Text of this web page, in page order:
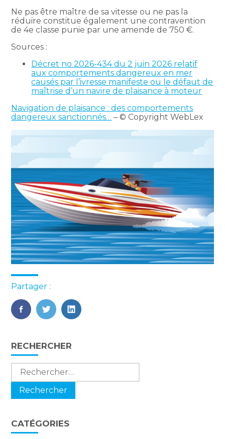
Ne pas être maître de sa vitesse ou ne pas la
réduire constitue également une contravention
de 4e classe punie par une amende de 750 €.
Sources :
Décret no 2026-434 du 2 juin 2026 relatif
aux comportements dangereux en mer
causés par l’ivresse manifeste ou le défaut de
maîtrise d’un navire de plaisance à moteur
Navigation de plaisance : des comportements
dangereux sanctionnés… – © Copyright WebLex
Partager :
FaceBook
TwitterLinkedIn
Blog
sidebar
RECHERCHER
Rechercher :
CATÉGORIES